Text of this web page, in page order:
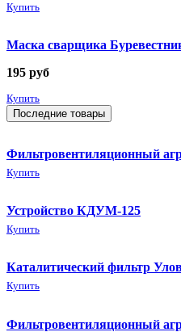
Купить
Маска сварщика
195 руб
Купить
Последние товары
Фильтровентиляционный
Купить
Устройство КДУМ-125
Купить
Каталитический фильтр
Купить
Фильтровентиляционный